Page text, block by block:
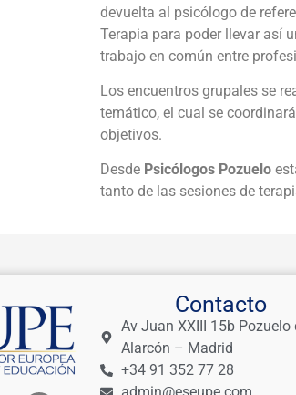
devuelta al psicólogo de
Terapia para poder llevar así
trabajo en común entre
Los encuentros grupales se
temático, el cual se
objetivos.
Desde Psicólogos Pozuelo
tanto de las sesiones de
Contacto
Av Juan XXIII 15b Pozuelo
Alarcón – Madrid
+34 91 352 77 28